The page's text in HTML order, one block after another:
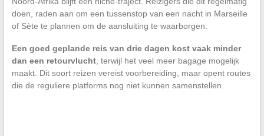
doen, raden aan om een tussenstop van een nacht in Marseille
of Sète te plannen om de aansluiting te waarborgen.
Een goed geplande reis van drie dagen kost vaak minder
dan een retourvlucht, terwijl het veel meer bagage mogelijk
maakt. Dit soort reizen vereist voorbereiding, maar opent routes
die de reguliere platforms nog niet kunnen samenstellen.